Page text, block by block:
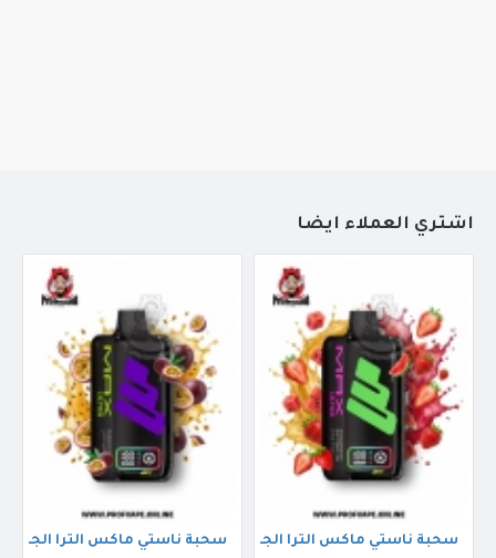
أشتري العملاء أيضاً
سحبة ناستي ماكس الترا الجاهزة (40000 سحبة) بطيخ فرولةسحبة ناستي ماكس الترا الجاهزة (40000 سحبة) باشن